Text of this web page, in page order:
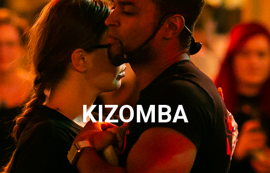
KIZOMBA